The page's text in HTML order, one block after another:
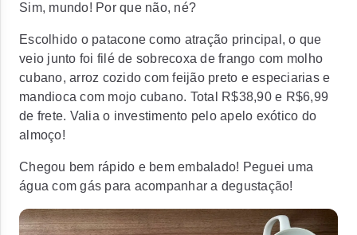
Sim, mundo! Por que não, né?
Escolhido o patacone como atração principal, o que
veio junto foi filé de sobrecoxa de frango com molho
cubano, arroz cozido com feijão preto e especiarias e
mandioca com mojo cubano. Total R$38,90 e R$6,99
de frete. Valia o investimento pelo apelo exótico do
almoço!
Chegou bem rápido e bem embalado! Peguei uma
água com gás para acompanhar a degustação!